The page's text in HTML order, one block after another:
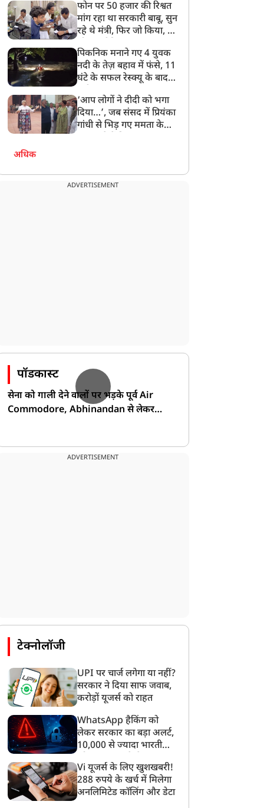
बेटी को गोद लें प्रधानमंत्री
फोन पर 50 हजार की रिश्वत
मांग रहा था सरकारी बाबू, सुन
रहे थे मंत्री, फिर जो किया, वो
पिकनिक मनाने गए 4 युवक
नदी के तेज़ बहाव में फंसे, 11
घंटे के सफल रेस्क्यू के बाद
‘आप लोगों ने दीदी को भगा
दिया…’, जब संसद में प्रियंका
गांधी से भिड़ गए ममता के
अधिक
ADVERTISEMENT
पॉडकास्ट
सेना को गाली देने वालों पर भड़के पूर्व Air
Commodore, Abhinandan से लेकर
ADVERTISEMENT
टेक्नोलॉजी
UPI पर चार्ज लगेगा या नहीं?
सरकार ने दिया साफ जवाब,
करोड़ों यूजर्स को राहत
WhatsApp हैकिंग को
लेकर सरकार का बड़ा अलर्ट,
10,000 से ज्यादा भारतीयों
गया
Vi यूजर्स के लिए खुशखबरी!
288 रुपये के खर्च में मिलेगा
अनलिमिटेड कॉलिंग और डेटा